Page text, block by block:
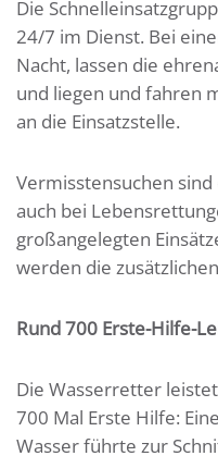
Die
24/7 im Dienst. Bei
Nacht, lassen die
und liegen und fahren
an die Einsatzstelle.
Vermisstensuchen
auch bei
großangelegten
werden die
Rund 700 Erste-Hilfe-
Die Wasserretter
700 Mal Erste Hilfe:
Wasser führte zur